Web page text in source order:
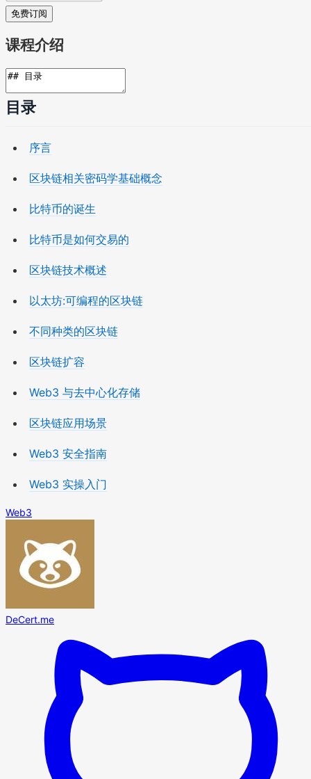
免费订阅
课程介绍
目录
序言
区块链相关密码学基础概念
比特币的诞生
比特币是如何交易的
区块链技术概述
以太坊:可编程的区块链
不同种类的区块链
区块链扩容
Web3 与去中心化存储
区块链应用场景
Web3 安全指南
Web3 实操入门
Web3
DeCert.me